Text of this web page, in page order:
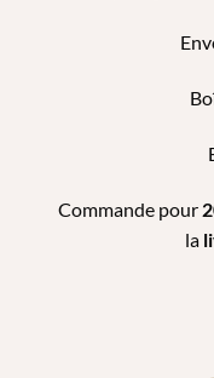
Commande pour
la